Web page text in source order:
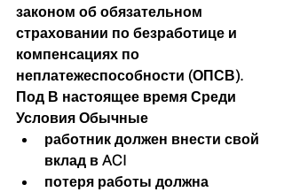
законом об обязательном
страховании по безработице и
компенсациях по
неплатежеспособности (ОПСВ).
Под В настоящее время Среди
Условия Обычные
работник должен внести свой
вклад в ACI
потеря работы должна